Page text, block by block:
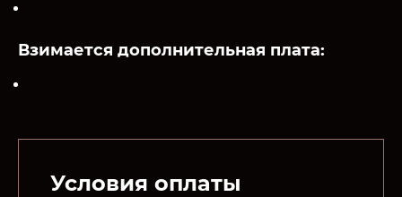
Взимается дополнительная плата:
Условия оплаты